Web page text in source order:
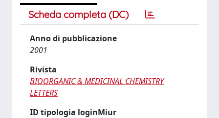
Scheda completa (DC)
Anno di pubblicazione
2001
Rivista
BIOORGANIC & MEDICINAL CHEMISTRY
LETTERS
ID tipologia loginMiur